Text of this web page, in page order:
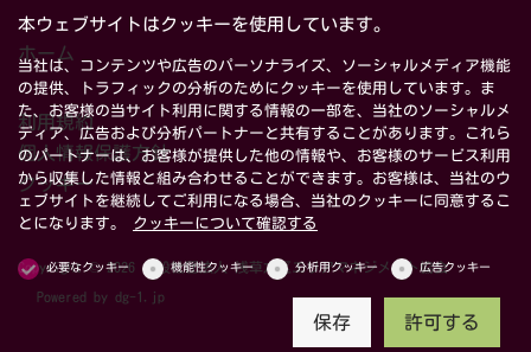
ホーム
利用規約
個人情報保護方針
クッキー
Copyright © 2026 一般社団法人 浅草六区エリアマネジメント協会
Powered by dg-1.jp
本ウェブサイトはクッキーを使用しています。
当社は、コンテンツや広告のパーソナライズ、ソーシャルメディア機能
の提供、トラフィックの分析のためにクッキーを使用しています。ま
た、お客様の当サイト利用に関する情報の一部を、当社のソーシャルメ
ディア、広告および分析パートナーと共有することがあります。これら
のパートナーは、お客様が提供した他の情報や、お客様のサービス利用
から収集した情報と組み合わせることができます。お客様は、当社のウ
ェブサイトを継続してご利用になる場合、当社のクッキーに同意するこ
とになります。 クッキーについて確認する
必要なクッキー 機能性クッキー 分析用クッキー 広告クッキー
許可する
保存